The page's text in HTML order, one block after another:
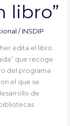
libro”
/ INSDIP
edita el libro
que recoge
del programa
el que se
de